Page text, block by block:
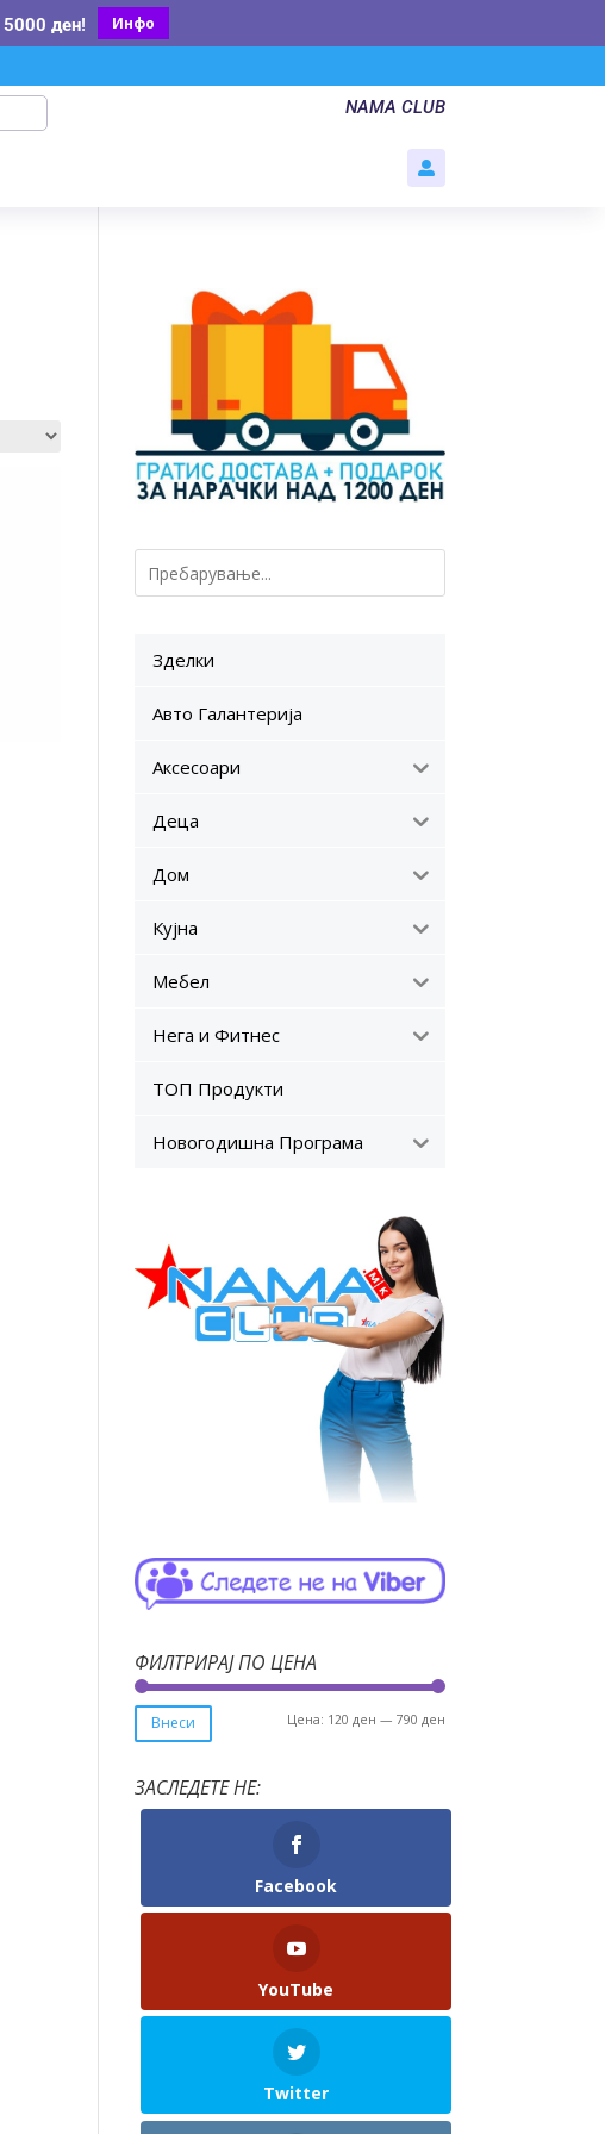
5000 ден! Инфо
NAMA CLUB

Зделки
Авто Галантерија
Аксесоари
Деца
Дом
Кујна
Мебел
Нега и Фитнес
ТОП Продукти
Новогодишна Програма
ФИЛТРИРАЈ ПО ЦЕНА
Мин.
Макс.
Внеси Цена: 120 ден — 790 ден
ЗАСЛЕДЕТЕ НЕ:
Facebook
YouTube
Twitter